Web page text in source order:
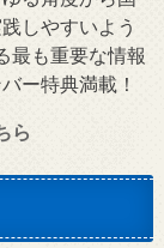
しやすいよう
最も重要な情報
ー特典満載！
ら